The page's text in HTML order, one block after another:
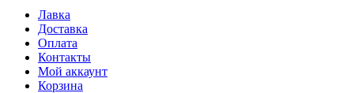
Лавка
Доставка
Оплата
Контакты
Мой аккаунт
Корзина